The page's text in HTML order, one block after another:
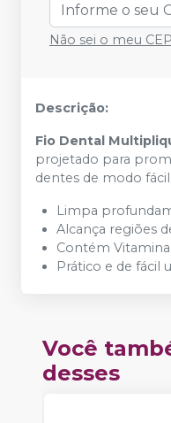
Não sei o meu CEP
Descrição:
Fio Dental
projetado para
dentes de modo
Limpa
Alcança regiões
Contém Vitamina
Prático e de fácil
Você
desses